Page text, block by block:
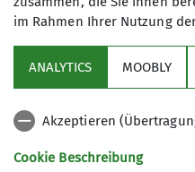
Links
Unsere Sektion
im Rahmen Ihrer Nutzung
ANALYTICS MOOBLY
Akzeptieren
Cookie Beschreibung